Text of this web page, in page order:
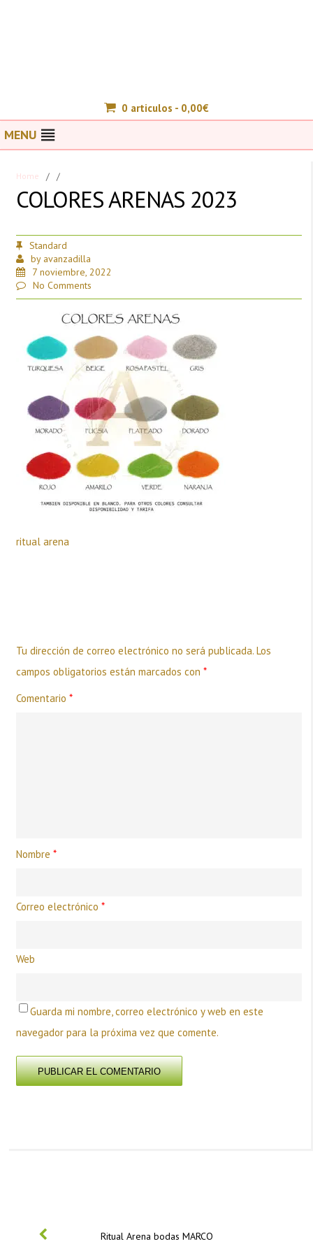
0 articulos - 0,00€
MENU
Home / /
COLORES ARENAS 2023
Standard
by avanzadilla
7 noviembre, 2022
No Comments
ritual arena
Tu dirección de correo electrónico no será publicada. Los
campos obligatorios están marcados con*
Comentario*
Nombre*
Correo electrónico*
Web
Guarda mi nombre, correo electrónico y web en este
navegador para la próxima vez que comente.
Ritual Arena bodas MARCO